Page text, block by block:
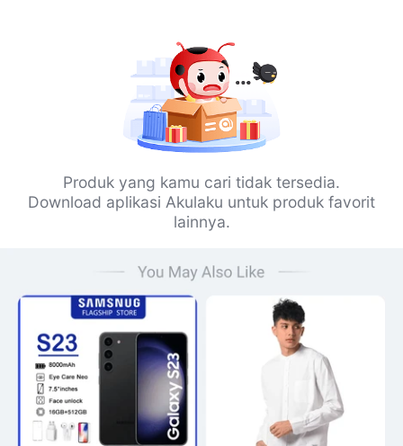
Produk yang kamu cari tidak tersedia.
Download aplikasi Akulaku untuk produk favorit
lainnya.